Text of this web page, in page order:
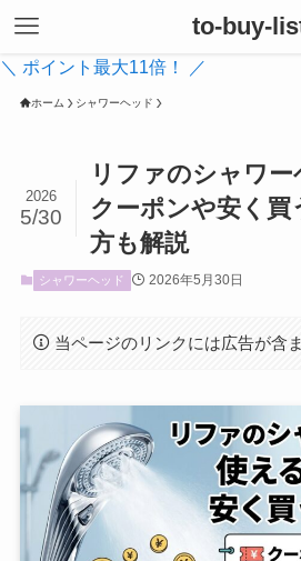
to-buy-
＼ ポイント最大11倍！ ／
ホーム シャワーヘッド
リファのシャワ
クーポンや安く買
方も解説
2026
5/30
シャワーヘッド 2026年5月30日
当ページのリンクには広告が含